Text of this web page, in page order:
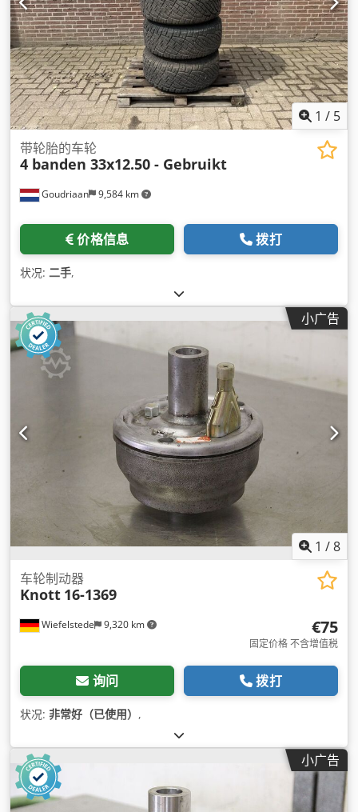
1 / 5
Goudriaan 9,584 km
带轮胎的车轮
4 banden 33x12.50 - Gebruikt
价格信息 拨打
状况: 二手,
小广告
1 /8
Wiefelstede 9,320 km
车轮制动器
Knott 16-1369
€75
固定价格 不含增值税
询问 拨打
状况: 非常好（已使用） ,
小广告